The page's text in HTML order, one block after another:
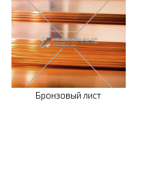
Бронзовый лист